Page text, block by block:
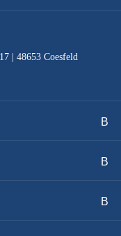
und Irrtümer
| 48653 Coesfeld